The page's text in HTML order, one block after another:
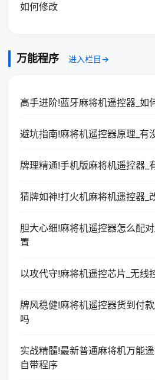
如何修改
万能程序 进入栏目→
高手进阶!蓝牙麻将机遥控器_如
避坑指南!麻将机遥控器原理_有
牌理精通!手机版麻将机遥控器_
猜牌如神!打火机麻将机遥控器_
胆大心细!麻将机遥控器怎么配
置
以攻代守!麻将机遥控芯片_无线
牌风稳健!麻将机遥控器货到付
吗
实战精髓!最新普通麻将机万能
自带程序